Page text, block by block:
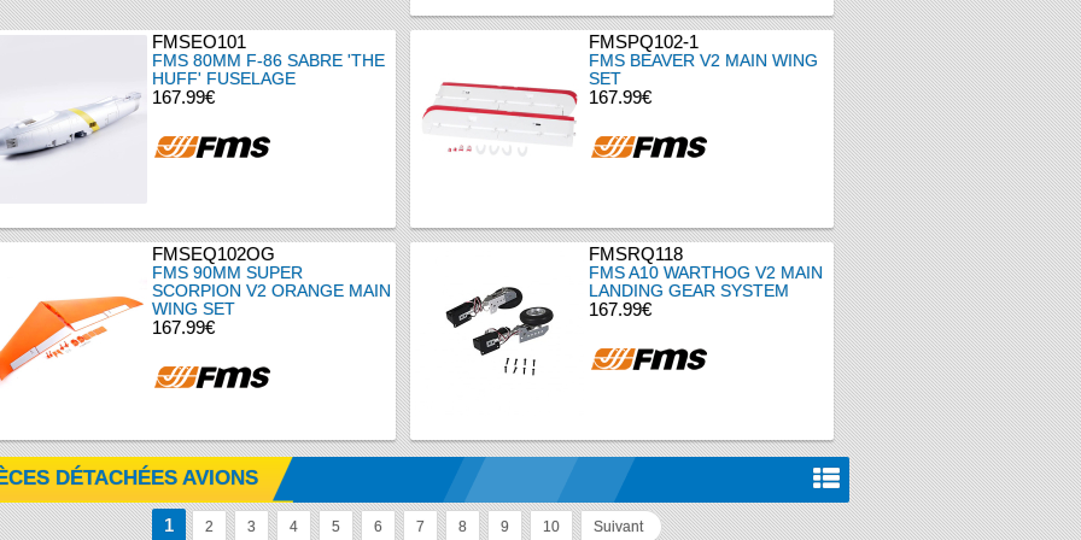
FMSEO101
FMS 80MM F-86 SABRE 'THE
HUFF' FUSELAGE
167.99€
FMSPQ102-1
FMS BEAVER V2 MAIN WING
SET
167.99€
FMSEQ102OG
FMS 90MM SUPER
SCORPION V2 ORANGE MAIN
WING SET
167.99€
FMSRQ118
FMS A10 WARTHOG V2 MAIN
LANDING GEAR SYSTEM
167.99€
DÉTACHÉES AVIONS
1 2 3 4 5 6 7 8 9 10 Suivant